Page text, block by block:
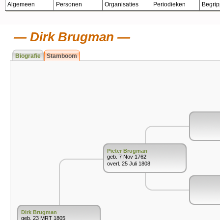
Algemeen Personen Organisaties Periodieken
Dirk Brugman
Biografie Stamboom
Dirk Brugman
geb. 23 MRT 1805
Pieter Brugman
geb. 7 Nov 1762
overl. 25 Juli 1808